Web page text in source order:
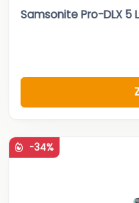
Samsonite Pro-DLX 5
-34%